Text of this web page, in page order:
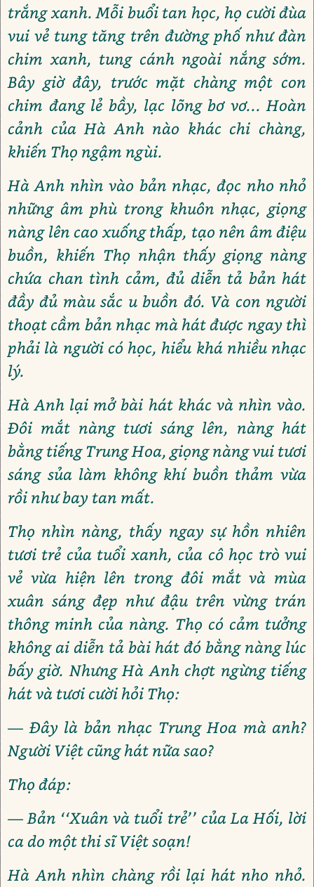
trắng xanh. Mỗi buổi tan học, họ cười đùa
vui vẻ tung tăng trên đường phố như đàn
chim xanh, tung cánh ngoài nắng sớm.
Bây giờ đây, trước mặt chàng một con
chim đang lẻ bầy, lạc lõng bơ vơ... Hoàn
cảnh của Hà Anh nào khác chi chàng,
khiến Thọ ngậm ngùi.
Hà Anh nhìn vào bản nhạc, đọc nho nhỏ
những âm phù trong khuôn nhạc, giọng
nàng lên cao xuống thấp, tạo nên âm điệu
buồn, khiến Thọ nhận thấy giọng nàng
chứa chan tình cảm, đủ diễn tả bản hát
đầy đủ màu sắc u buồn đó. Và con người
thoạt cầm bản nhạc mà hát được ngay thì
phải là người có học, hiểu khá nhiều nhạc
lý.
Hà Anh lại mở bài hát khác và nhìn vào.
Đôi mắt nàng tươi sáng lên, nàng hát
bằng tiếng Trung Hoa, giọng nàng vui tươi
sáng sủa làm không khí buồn thảm vừa
rồi như bay tan mất.
Thọ nhìn nàng, thấy ngay sự hồn nhiên
tươi trẻ của tuổi xanh, của cô học trò vui
vẻ vừa hiện lên trong đôi mắt và mùa
xuân sáng đẹp như đậu trên vừng trán
thông minh của nàng. Thọ có cảm tưởng
không ai diễn tả bài hát đó bằng nàng lúc
bấy giờ. Nhưng Hà Anh chợt ngừng tiếng
hát và tươi cười hỏi Thọ:
— Đây là bản nhạc Trung Hoa mà anh?
Người Việt cũng hát nữa sao?
Thọ đáp:
— Bản ‘‘Xuân và tuổi trẻ’’ của La Hối, lời
ca do một thi sĩ Việt soạn!
Hà Anh nhìn chàng rồi lại hát nho nhỏ.